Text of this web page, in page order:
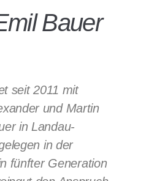
Bauer
seit 2011 mit
und Martin
in Landau-
in der
fünfter Generation